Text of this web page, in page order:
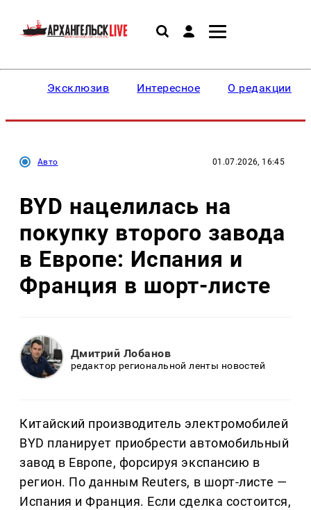
Эксклюзив Интересное О редакции
Авто 01.07.2026, 16:45
BYD нацелилась на
покупку второго завода
в Европе: Испания и
Франция в шорт-листе
Дмитрий Лобанов
редактор региональной ленты новостей
Китайский производитель электромобилей
BYD планирует приобрести автомобильный
завод в Европе, форсируя экспансию в
регион. По данным Reuters, в шорт-листе —
Испания и Франция. Если сделка состоится,